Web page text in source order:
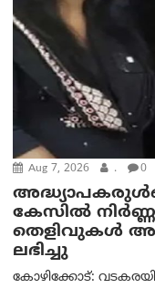
Aug 7, 2026 . 0
കേസില്‍
തെളിവുകള്‍
ലഭിച്ചു
കോഴിക്കോട്: